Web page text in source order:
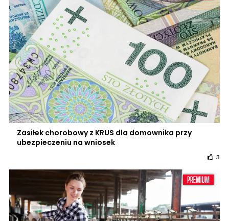
Zasiłek chorobowy z KRUS dla domownika przy
ubezpieczeniu na wniosek
3